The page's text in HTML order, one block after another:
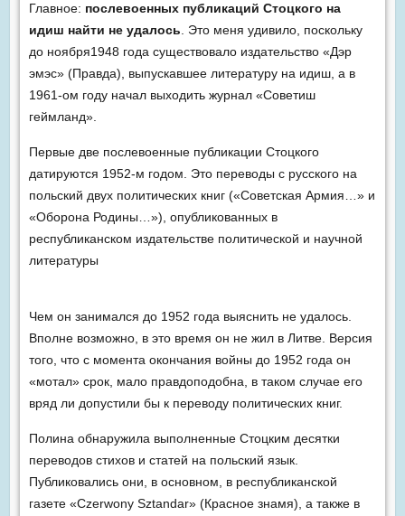
Главное: послевоенных публикаций Стоцкого на
идиш найти не удалось . Это меня удивило, поскольку
до ноября1948 года существовало издательство «Дэр
эмэс» (Правда), выпускавшее литературу на идиш, а в
1961-ом году начал выходить журнал «Советиш
геймланд».
Первые две послевоенные публикации Стоцкого
датируются 1952-м годом. Это переводы с русского на
польский двух политических книг («Советская Армия…» и
«Оборона Родины…»), опубликованных в
республиканском издательстве политической и научной
литературы
Чем он занимался до 1952 года выяснить не удалось.
Вполне возможно, в это время он не жил в Литве. Версия
того, что с момента окончания войны до 1952 года он
«мотал» срок, мало правдоподобна, в таком случае его
вряд ли допустили бы к переводу политических книг.
Полина обнаружила выполненные Стоцким десятки
переводов стихов и статей на польский язык.
Публиковались они, в основном, в республиканской
газете «Czerwony Sztandar» (Красное знамя), а также в